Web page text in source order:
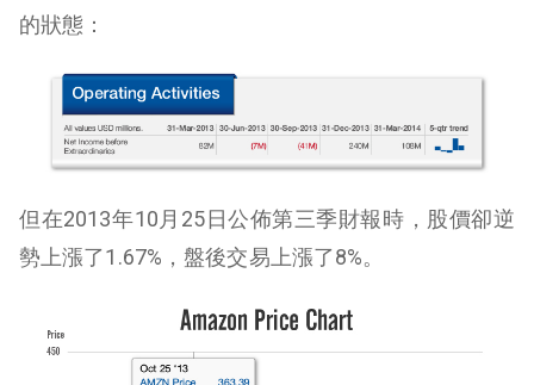
的狀態：
但在2013年10月25日公佈第三季財報時，股價卻逆
勢上漲了1.67%，盤後交易上漲了8%。